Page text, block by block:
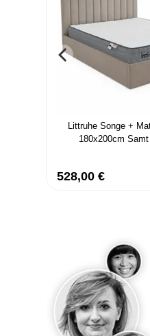
Littruhe Songe +
180x200cm
528,00 €